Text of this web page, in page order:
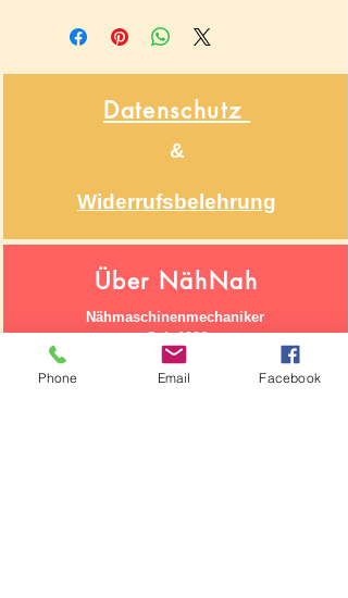
Datenschutz
&
Widerrufsbelehrung
Über NähNah
Nähmaschinenmechaniker
Seit 1986
Phone Email Facebook